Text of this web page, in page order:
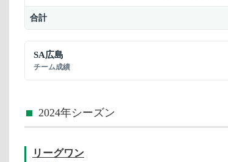
合計
SA広島
チーム成績
2024年シーズン
リーグワン